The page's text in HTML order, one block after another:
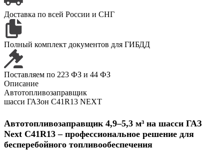
Доставка по всей России и СНГ
Полный комплект документов для ГИБДД
Поставляем по 223 ФЗ и 44 ФЗ
Описание
Автотопливозаправщик
шасси ГАЗон С41R13 NEXT
Автотопливозаправщик 4,9–5,3 м³ на шасси ГАЗ
Next C41R13 – профессиональное решение для
бесперебойного топливообеспечения